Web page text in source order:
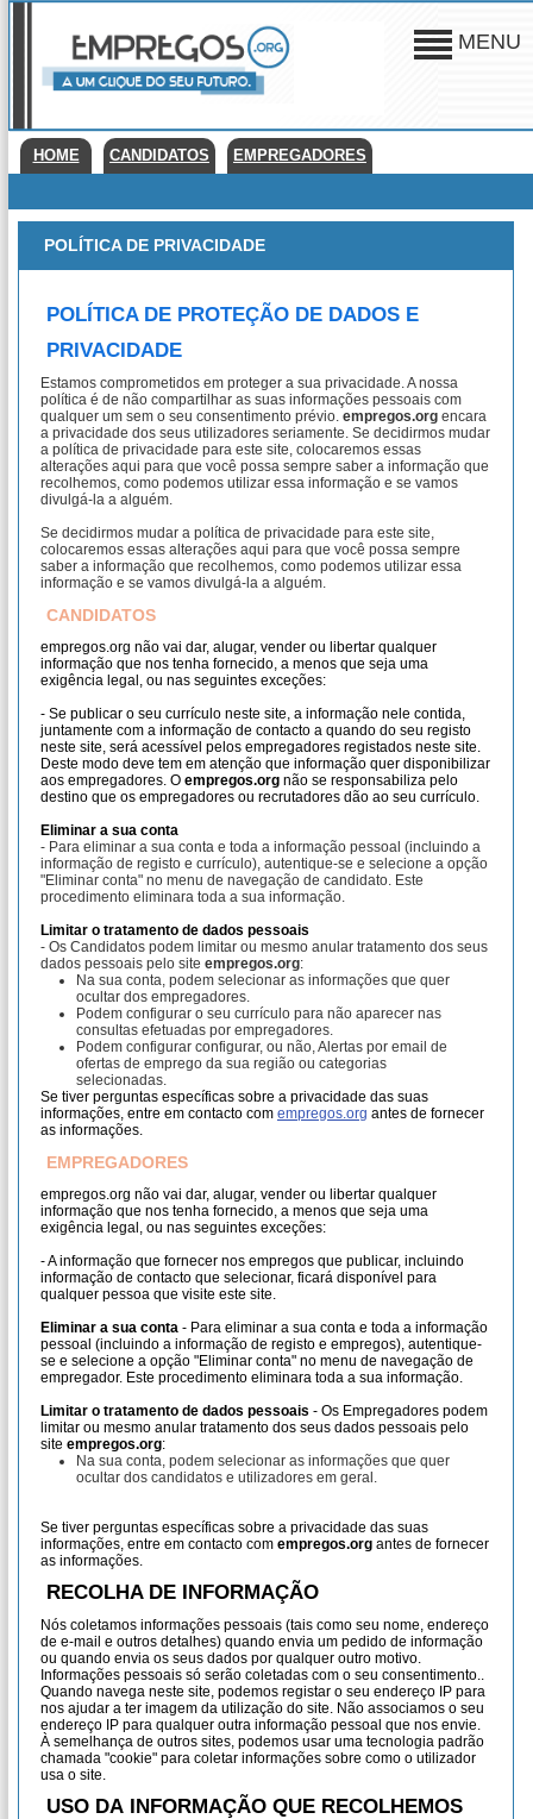
MENU
HOME CANDIDATOS EMPREGADORES
POLÍTICA DE PRIVACIDADE
POLÍTICA DE PROTEÇÃO DE DADOS E
PRIVACIDADE
Estamos comprometidos em proteger a sua privacidade. A nossa
política é de não compartilhar as suas informações pessoais com
qualquer um sem o seu consentimento prévio. empregos.org encara
a privacidade dos seus utilizadores seriamente. Se decidirmos mudar
a política de privacidade para este site, colocaremos essas
alterações aqui para que você possa sempre saber a informação que
recolhemos, como podemos utilizar essa informação e se vamos
divulgá-la a alguém.
Se decidirmos mudar a política de privacidade para este site,
colocaremos essas alterações aqui para que você possa sempre
saber a informação que recolhemos, como podemos utilizar essa
informação e se vamos divulgá-la a alguém.
CANDIDATOS
empregos.org não vai dar, alugar, vender ou libertar qualquer
informação que nos tenha fornecido, a menos que seja uma
exigência legal, ou nas seguintes exceções:
- Se publicar o seu currículo neste site, a informação nele contida,
juntamente com a informação de contacto a quando do seu registo
neste site, será acessível pelos empregadores registados neste site.
Deste modo deve tem em atenção que informação quer disponibilizar
aos empregadores. O empregos.org não se responsabiliza pelo
destino que os empregadores ou recrutadores dão ao seu currículo.
Eliminar a sua conta
- Para eliminar a sua conta e toda a informação pessoal (incluindo a
informação de registo e currículo), autentique-se e selecione a opção
"Eliminar conta" no menu de navegação de candidato. Este
procedimento eliminara toda a sua informação.
Limitar o tratamento de dados pessoais
- Os Candidatos podem limitar ou mesmo anular tratamento dos seus
dados pessoais pelo site empregos.org:
Na sua conta, podem selecionar as informações que quer
ocultar dos empregadores.
Podem configurar o seu currículo para não aparecer nas
consultas efetuadas por empregadores.
Podem configurar configurar, ou não, Alertas por email de
ofertas de emprego da sua região ou categorias
selecionadas.
Se tiver perguntas específicas sobre a privacidade das suas
informações, entre em contacto com empregos.org antes de fornecer
as informações.
EMPREGADORES
empregos.org não vai dar, alugar, vender ou libertar qualquer
informação que nos tenha fornecido, a menos que seja uma
exigência legal, ou nas seguintes exceções:
- A informação que fornecer nos empregos que publicar, incluindo
informação de contacto que selecionar, ficará disponível para
qualquer pessoa que visite este site.
Eliminar a sua conta - Para eliminar a sua conta e toda a informação
pessoal (incluindo a informação de registo e empregos), autentique-
se e selecione a opção "Eliminar conta" no menu de navegação de
empregador. Este procedimento eliminara toda a sua informação.
Limitar o tratamento de dados pessoais - Os Empregadores podem
limitar ou mesmo anular tratamento dos seus dados pessoais pelo
site empregos.org:
Na sua conta, podem selecionar as informações que quer
ocultar dos candidatos e utilizadores em geral.
Se tiver perguntas específicas sobre a privacidade das suas
informações, entre em contacto com empregos.org antes de fornecer
as informações.
RECOLHA DE INFORMAÇÃO
Nós coletamos informações pessoais (tais como seu nome, endereço
de e-mail e outros detalhes) quando envia um pedido de informação
ou quando envia os seus dados por qualquer outro motivo.
Informações pessoais só serão coletadas com o seu consentimento..
Quando navega neste site, podemos registar o seu endereço IP para
nos ajudar a ter imagem da utilização do site. Não associamos o seu
endereço IP para qualquer outra informação pessoal que nos envie.
À semelhança de outros sites, podemos usar uma tecnologia padrão
chamada "cookie" para coletar informações sobre como o utilizador
usa o site.
USO DA INFORMAÇÃO QUE RECOLHEMOS